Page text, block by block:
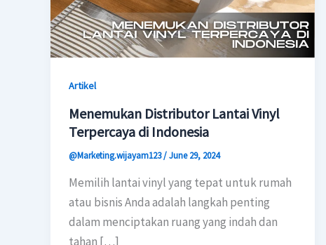
Artikel
Menemukan Distributor Lantai Vinyl
Terpercaya di Indonesia
@Marketing.wijayam123/June 29, 2024
Memilih lantai vinyl yang tepat untuk rumah
atau bisnis Anda adalah langkah penting
dalam menciptakan ruang yang indah dan
tahan […]